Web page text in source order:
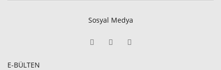
Sosyal Medya
E-BÜLTEN